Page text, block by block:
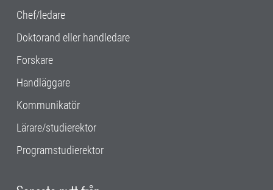
Chef/ledare
Doktorand eller handledare
Forskare
Handläggare
Kommunikatör
Lärare/studierektor
Programstudierektor